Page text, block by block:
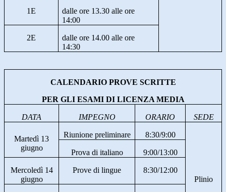
1E
dalle ore 13.30 alle ore
14:00
2E
dalle ore 14.00 alle ore
14:30
CALENDARIO PROVE SCRITTE
PER GLI ESAMI DI LICENZA MEDIA
DATA IMPEGNO ORARIO SEDE
Martedì 13
giugno
Riunione preliminare 8:30/9:00
Plinio
Prova di italiano 9:00/13:00
Mercoledì 14
giugno
Prove di lingue 8:30/12:00